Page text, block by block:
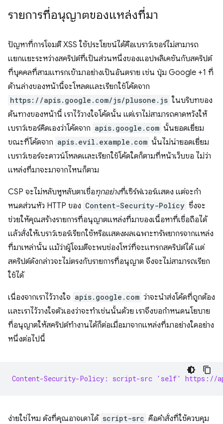
รายการที่อนุญาตของแหล่งที่มา
ปัญหาที่การโจมตี XSS ใช้ประโยชน์ได้คือเบราว์เซอร์ไม่สามารถ
แยกแยะระหว่างสคริปต์ที่เป็นส่วนหนึ่งของแอปพลิเคชันกับสคริปต์
ที่บุคคลที่สามแทรกเข้ามาอย่างเป็นอันตราย เช่น ปุ่ม Google +1 ที่
ด้านล่างของหน้านี้จะโหลดและเรียกใช้โค้ดจาก
https://apis.google.com/js/plusone.js ในบริบทของ
ต้นทางของหน้านี้ เราไว้วางใจโค้ดนั้น แต่เราไม่สามารถคาดหวังให้
เบราว์เซอร์คิดเองว่าโค้ดจาก apis.google.com นั้นยอดเยี่ยม
ขณะที่โค้ดจาก apis.evil.example.com นั้นไม่น่ายอดเยี่ยม
เบราว์เซอร์จะดาวน์โหลดและเรียกใช้โค้ดใดก็ตามที่หน้าเว็บขอ ไม่ว่า
แหล่งที่มาจะมาจากไหนก็ตาม
CSP จะไม่หลับหูหลับตาเชื่อทุกอย่างที่เซิร์ฟเวอร์แสดง แต่จะกํา
หนดส่วนหัว HTTP ของ Content-Security-Policy ซึ่งจะ
ช่วยให้คุณสร้างรายการที่อนุญาตแหล่งที่มาของเนื้อหาที่เชื่อถือได้
แล้วสั่งให้เบราว์เซอร์เรียกใช้หรือแสดงผลเฉพาะทรัพยากรจากแหล่ง
ที่มาเหล่านั้น แม้ว่าผู้โจมตีจะพบช่องโหว่ที่จะแทรกสคริปต์ได้ แต่
สคริปต์ดังกล่าวจะไม่ตรงกับรายการที่อนุญาต จึงจะไม่สามารถเรียก
ใช้ได้
เนื่องจากเราไว้วางใจ apis.google.com ว่าจะนำส่งโค้ดที่ถูกต้อง
และเราไว้วางใจตัวเองว่าจะทําเช่นนั้นด้วย เราจึงขอกำหนดนโยบาย
ที่อนุญาตให้สคริปต์ทำงานได้ก็ต่อเมื่อมาจากแหล่งที่มาอย่างใดอย่าง
หนึ่งต่อไปนี้
Content-Security-Policy: script-src 'self' https://
ง่ายใช่ไหม ดังที่คุณอาจเดาได้ script-src คือคําสั่งที่ใช้ควบคุม